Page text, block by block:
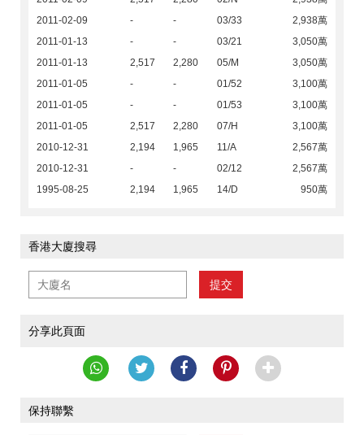
2011-02-09
- - 03/33
2,938萬
2011-01-13
- - 03/21
3,050萬
2011-01-13
2,517 2,280 05/M
3,050萬
2011-01-05
- - 01/52
3,100萬
2011-01-05
- - 01/53
3,100萬
2011-01-05
2,517 2,280 07/H
3,100萬
2010-12-31
2,194 1,965 11/A
2,567萬
2010-12-31
- - 02/12
2,567萬
1995-08-25
2,194 1,965 14/D 950萬
香港大廈搜尋
提交
分享此頁面
保持聯繫